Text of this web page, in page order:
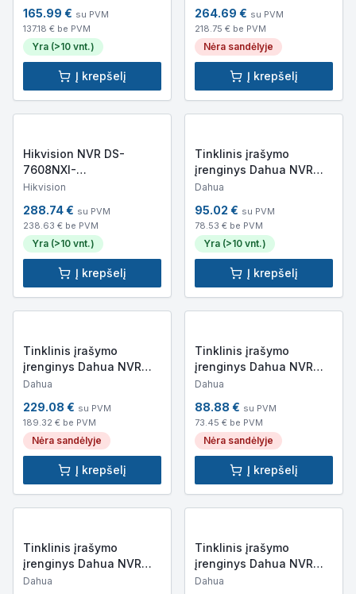
165.99 € su PVM
137.18 € be PVM
Yra (>10 vnt.)
Į krepšelį
264.69 € su PVM
218.75 € be PVM
Nėra sandėlyje
Į krepšelį
Hikvision NVR DS-
7608NXI-
K2/8P(D)/Alarm4+1
Hikvision
288.74€ su PVM
238.63 € be PVM
Yra (>10 vnt.)
Į krepšelį
Tinklinis įrašymo
įrenginys Dahua NVR
NVR2104HS-P-4KS3
Dahua
95.02 € su PVM
78.53 € be PVM
Yra (>10 vnt.)
Į krepšelį
Tinklinis įrašymo
įrenginys Dahua NVR
NVR4108-8P-EI
Dahua
229.08 € su PVM
189.32 € be PVM
Nėra sandėlyje
Į krepšelį
Tinklinis įrašymo
įrenginys Dahua NVR
NVR4108-EI
Dahua
88.88 € su PVM
73.45 € be PVM
Nėra sandėlyje
Į krepšelį
Tinklinis įrašymo
įrenginys Dahua NVR
NVR4108HS-4KS3
Dahua
Tinklinis įrašymo
įrenginys Dahua NVR
NVR4108HS-8P-4KS3
Dahua